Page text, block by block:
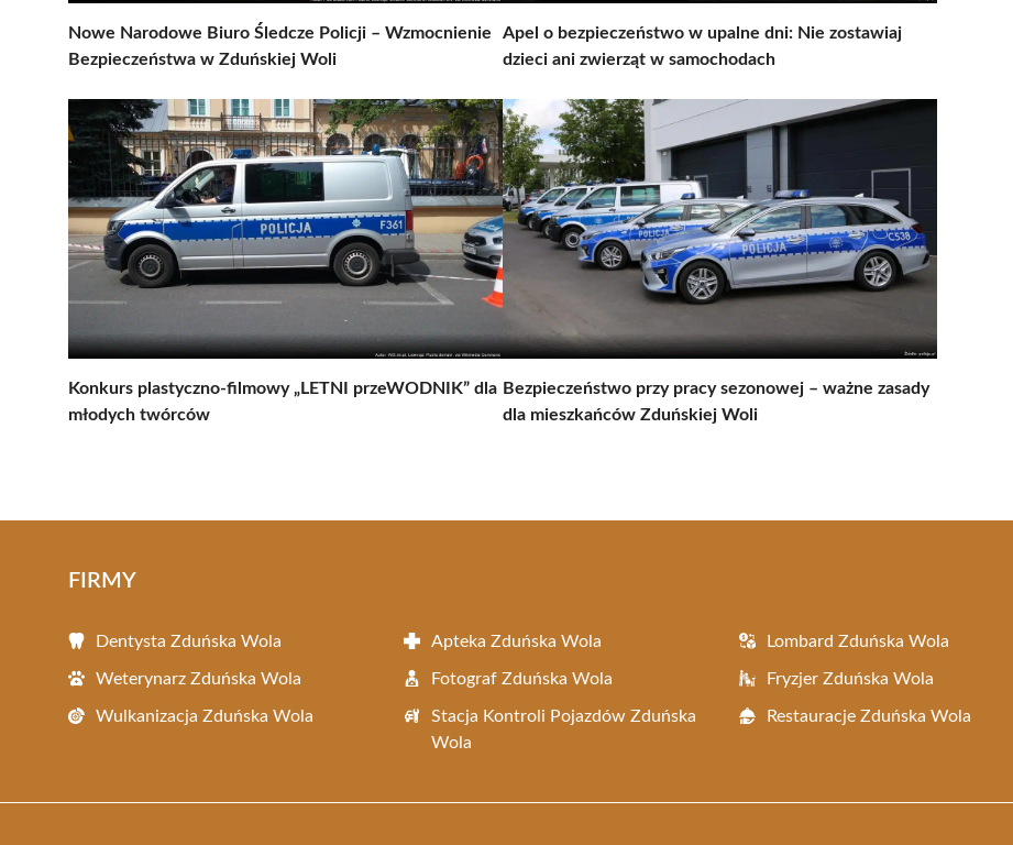
Nowe Narodowe Biuro Śledcze Policji – Wzmocnienie
Bezpieczeństwa w Zduńskiej Woli
Apel o bezpieczeństwo w upalne dni: Nie zostawiaj
dzieci ani zwierząt w samochodach
Konkurs plastyczno-filmowy „LETNI przeWODNIK” dla
młodych twórców
Bezpieczeństwo przy pracy sezonowej – ważne zasady
dla mieszkańców Zduńskiej Woli
FIRMY
Dentysta Zduńska Wola Apteka Zduńska Wola Lombard Zduńska Wola
Weterynarz Zduńska Wola Fotograf Zduńska Wola Fryzjer Zduńska Wola
Wulkanizacja Zduńska Wola
Stacja Kontroli Pojazdów Zduńska
Wola
Restauracje Zduńska Wola